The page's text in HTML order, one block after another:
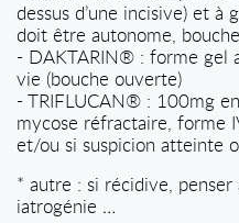
dessus d’une incisive) et
doit être autonome,
- DAKTARIN® : forme gel
vie (bouche ouverte)
- TRIFLUCAN® : 100mg
mycose réfractaire, forme
et/ou si suspicion atteinte
* autre : si récidive,
iatrogénie …